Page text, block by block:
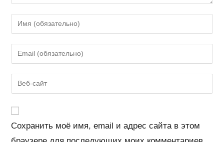
Введите
свое
имя
или
пользователя,
чтобы
прокомментировать
Введите
свой
email-
адрес,
Введите
URL
веб-
сайта
Сохранить моё имя, email и адрес сайта в этом